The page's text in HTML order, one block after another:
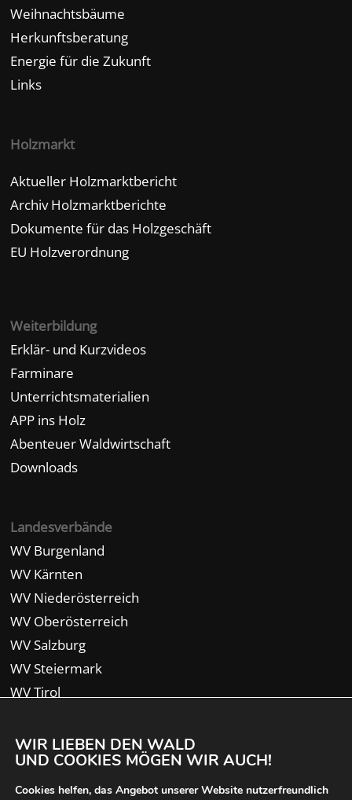
Weihnachtsbäume
Herkunftsberatung
Energie für die Zukunft
Links
Holzmarkt
Aktueller Holzmarktbericht
Archiv Holzmarktberichte
Dokumente für das Holzgeschäft
EU Holzverordnung
Weiterbildung
Erklär- und Kurzvideos
Farminare
Unterrichtsmaterialien
APP ins Holz
Abenteuer Waldwirtschaft
Downloads
Landesverbände
WV Burgenland
WV Kärnten
WV Niederösterreich
WV Oberösterreich
WV Salzburg
WV Steiermark
WV Tirol
WIR LIEBEN DEN WALD
UND COOKIES MÖGEN WIR AUCH!
Cookies helfen, das Angebot unserer Website nutzerfreundlich